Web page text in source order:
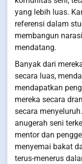
yang lebih luas.
referensi dalam
membangun
mendatang.
Banyak dari
secara luas,
mendapatkan
mereka secara
secara
anugerah seni
mentor dan
menyemai bakat
terus-menerus